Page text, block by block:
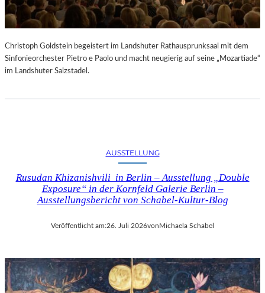
Christoph Goldstein begeistert im Landshuter Rathausprunksaal mit dem
Sinfonieorchester Pietro e Paolo und macht neugierig auf seine „Mozartiade“
im Landshuter Salzstadel.
AUSSTELLUNG
Rusudan Khizanishvili in Berlin – Ausstellung „Double
Exposure“ in der Kornfeld Galerie Berlin –
Ausstellungsbericht von Schabel-Kultur-Blog
Veröffentlicht am:26. Juli 2026von Michaela Schabel